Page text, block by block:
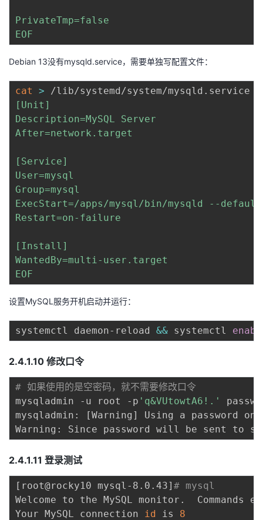
PrivateTmp=false
EOF
Debian 13没有mysqld.service，需要单独写配置文件：
cat > /lib/systemd/system/mysqld.service
[Unit]
Description=MySQL Server
After=network.target
[Service]
User=mysql
Group=mysql
ExecStart=/apps/mysql/bin/mysqld --
Restart=on-failure
[Install]
WantedBy=multi-user.target
EOF
设置MySQL服务开机启动并运行：
systemctl daemon-reload && systemctl
2.4.1.10 修改口令
# 如果使用的是空密码，就不需要修改口令
mysqladmin -u root -p 'q&VUtowtA6!.'
mysqladmin:
[Warning ]
Using a password
Warning: Since password will be sent to
2.4.1.11 登录测试
[ root@rocky10 mysql-8.0.43] # mysql
Welcome to the MySQL monitor.  Commands
Your MySQL connection
id is 8